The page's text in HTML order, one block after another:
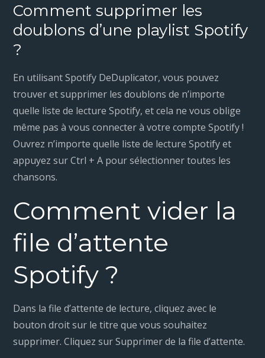
Comment supprimer les
doublons d’une playlist Spotify
?
En utilisant Spotify DeDuplicator, vous pouvez
trouver et supprimer les doublons de n’importe
quelle liste de lecture Spotify, et cela ne vous oblige
même pas à vous connecter à votre compte Spotify !
Ouvrez n’importe quelle liste de lecture Spotify et
appuyez sur Ctrl + A pour sélectionner toutes les
chansons.
Comment vider la
file d’attente
Spotify ?
Dans la file d’attente de lecture, cliquez avec le
bouton droit sur le titre que vous souhaitez
supprimer. Cliquez sur Supprimer de la file d’attente.